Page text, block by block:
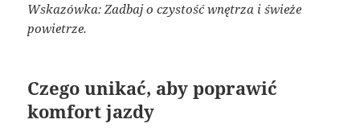
Wskazówka: Zadbaj o czystość wnętrza i świeże
powietrze.
Czego unikać, aby poprawić
komfort jazdy